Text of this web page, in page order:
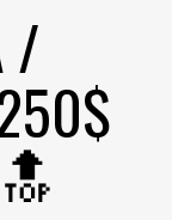
/